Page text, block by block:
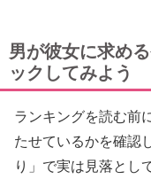
男が彼女に求め
ックしてみよう
ランキングを読む前
たせているかを確認
り」で実は見落とし